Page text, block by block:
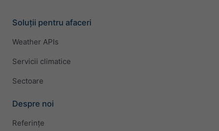
Soluții pentru afaceri
Weather APIs
Servicii climatice
Sectoare
Despre noi
Referințe